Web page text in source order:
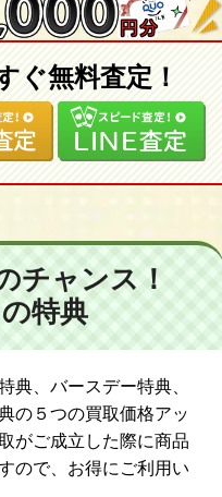
ぐ無料査定！
チャンス！
特典
典、バースデー特典、
の５つの買取価格アッ
がご成立した際に商品
ので、お得にご利用い